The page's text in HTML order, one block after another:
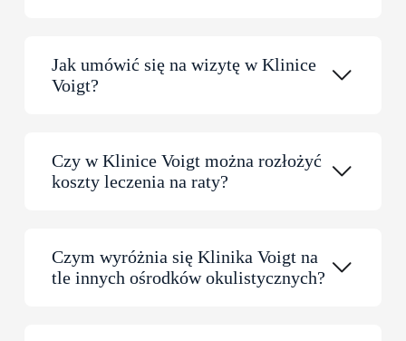
Jak umówić się na wizytę w Klinice
Voigt?
Czy w Klinice Voigt można rozłożyć
koszty leczenia na raty?
Czym wyróżnia się Klinika Voigt na
tle innych ośrodków okulistycznych?